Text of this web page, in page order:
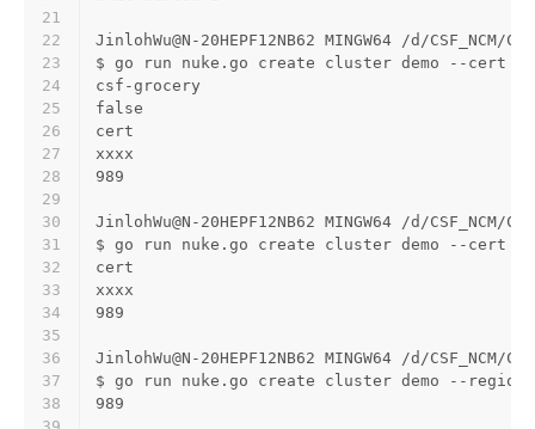
21
22
23
24
25
26
27
28
29
30
31
32
33
34
35
36
37
38
JinlohWu@N-20HEPF12NB62 MINGW64 /d/CSF_NCM/
$ go run nuke.go create cluster demo --cert
csf-grocery
false
cert
xxxx
989
JinlohWu@N-20HEPF12NB62 MINGW64 /d/CSF_NCM/
$ go run nuke.go create cluster demo --cert
cert
xxxx
989
JinlohWu@N-20HEPF12NB62 MINGW64 /d/CSF_NCM/
$ go run nuke.go create cluster demo --
989